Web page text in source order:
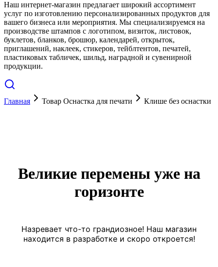
Наш интернет-магазин предлагает широкий ассортимент
услуг по изготовлению персонализированных продуктов для
вашего бизнеса или мероприятия. Мы специализируемся на
производстве штампов с логотипом, визиток, листовок,
буклетов, бланков, брошюр, календарей, открыток,
приглашений, наклеек, стикеров, тейблтентов, печатей,
пластиковых табличек, шильд, наградной и сувенирной
продукции.
Главная Товар Оснастка для печати Клише без оснастки
Великие перемены уже на
горизонте
Назревает что-то грандиозное! Наш магазин
находится в разработке и скоро откроется!